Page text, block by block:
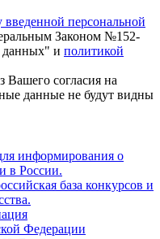
введенной персональной
Законом №152-
данных" и политикой
Вашего согласия на
данные не будут видны